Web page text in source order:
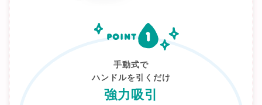
手動式で
ハンドルを引くだけ
強力吸引